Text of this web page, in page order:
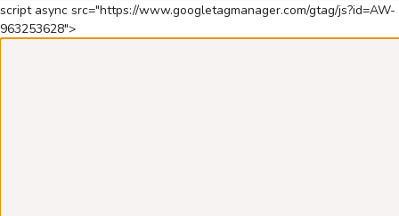
script async src="https://www.googletagmanager.com/gtag/js?id=AW-
963253628">